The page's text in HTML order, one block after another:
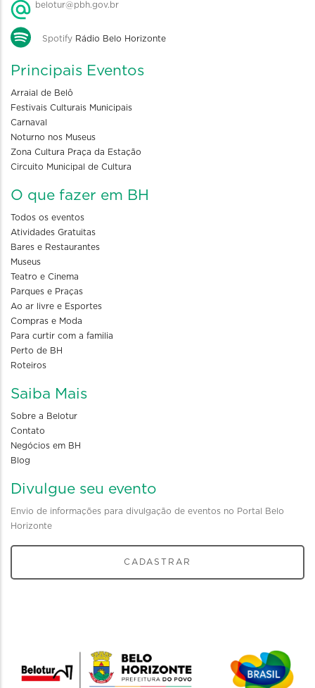
belotur@pbh.gov.br
Spotify Rádio Belo Horizonte
Principais Eventos
Arraial de Belô
Festivais Culturais Municipais
Carnaval
Noturno nos Museus
Zona Cultura Praça da Estação
Circuito Municipal de Cultura
O que fazer em BH
Todos os eventos
Atividades Gratuitas
Bares e Restaurantes
Museus
Teatro e Cinema
Parques e Praças
Ao ar livre e Esportes
Compras e Moda
Para curtir com a familia
Perto de BH
Roteiros
Saiba Mais
Sobre a Belotur
Contato
Negócios em BH
Blog
Divulgue seu evento
Envio de informações para divulgação de eventos no Portal Belo
Horizonte
CADASTRAR